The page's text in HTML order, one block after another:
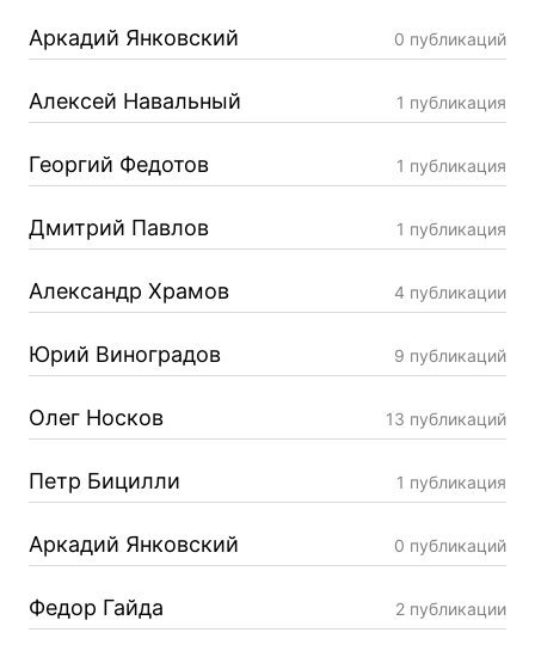
Аркадий Янковский 0 публикаций
Алексей Навальный 1 публикация
Георгий Федотов 1 публикация
Дмитрий Павлов 1 публикация
Александр Храмов 4 публикации
Юрий Виноградов 9 публикаций
Олег Носков 13 публикаций
Петр Бицилли 1 публикация
Аркадий Янковский 0 публикаций
Федор Гайда 2 публикации